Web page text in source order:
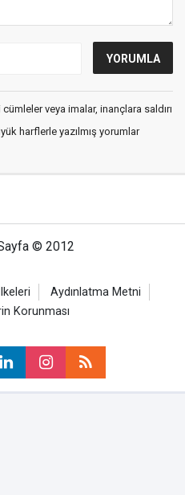
veya imalar, inançlara saldırı
harflerle yazılmış yorumlar
© 2012
Aydınlatma Metni
Korunması